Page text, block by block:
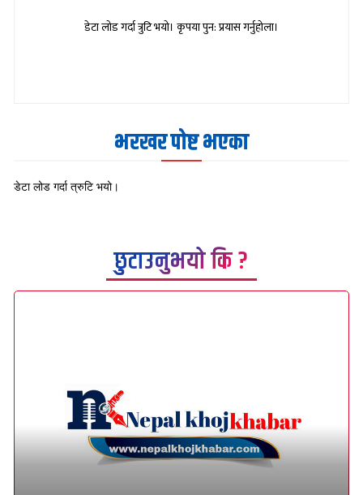
डेटा लोड गर्दा त्रुटि भयो। कृपया पुन: प्रयास गर्नुहोला।
भरखर पोष्ट भएका
डेटा लोड गर्दा त्रुटि भयो।
छुटाउनुभयो कि ?